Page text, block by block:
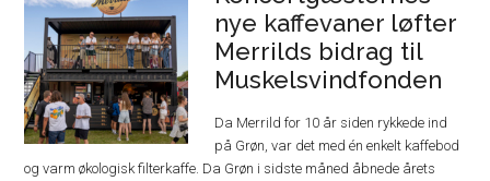
nye kaffevaner løfter
Merrilds bidrag til
Muskelsvindfonden
Da Merrild for 10 år siden rykkede ind
på Grøn, var det med én enkelt kaffebod
og varm økologisk filterkaffe. Da Grøn i sidste måned åbnede årets